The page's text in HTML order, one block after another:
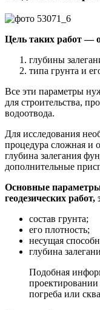
Цель таких работ —
глубины
типа грунта и
Все эти параметры
для строительства,
водоотвода.
Для исследования
процедура сложная и
глубина залегания
дополнительные
Основные
геодезических работ,
состав грунта;
его плотность;
несущая
глубина
Подобная
проектировании
погреба или